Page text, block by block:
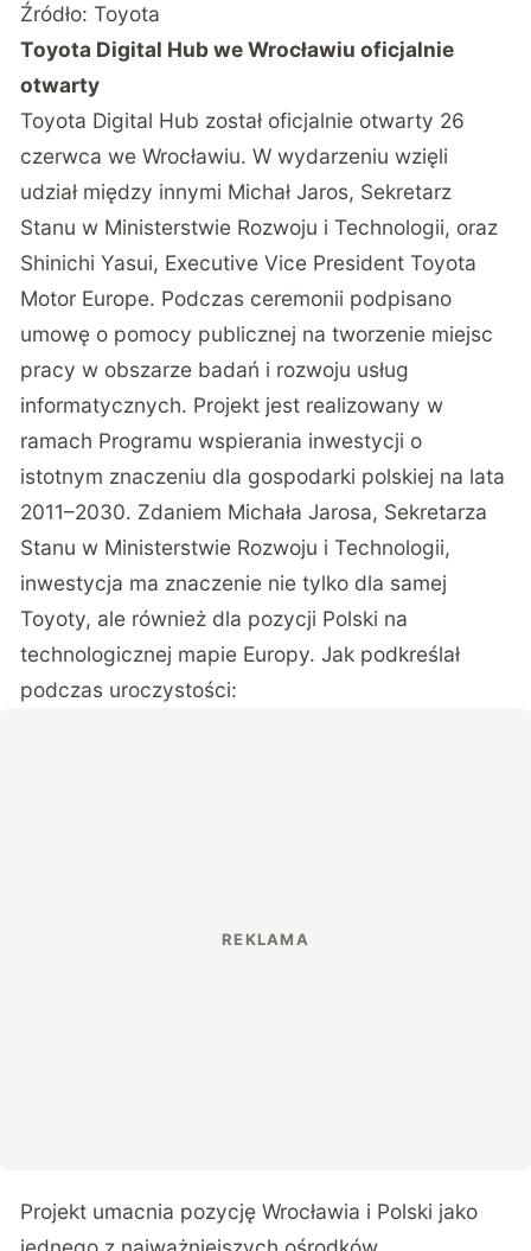
Źródło: Toyota
Toyota Digital Hub we Wrocławiu oficjalnie
otwarty
Toyota Digital Hub został oficjalnie otwarty 26
czerwca we Wrocławiu. W wydarzeniu wzięli
udział między innymi Michał Jaros, Sekretarz
Stanu w Ministerstwie Rozwoju i Technologii, oraz
Shinichi Yasui, Executive Vice President Toyota
Motor Europe. Podczas ceremonii podpisano
umowę o pomocy publicznej na tworzenie miejsc
pracy w obszarze badań i rozwoju usług
informatycznych. Projekt jest realizowany w
ramach Programu wspierania inwestycji o
istotnym znaczeniu dla gospodarki polskiej na lata
2011–2030. Zdaniem Michała Jarosa, Sekretarza
Stanu w Ministerstwie Rozwoju i Technologii,
inwestycja ma znaczenie nie tylko dla samej
Toyoty, ale również dla pozycji Polski na
technologicznej mapie Europy. Jak podkreślał
podczas uroczystości:
Projekt umacnia pozycję Wrocławia i Polski jako